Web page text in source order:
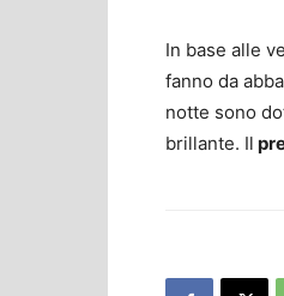
In base alle
fanno da
notte sono
brillante. Il